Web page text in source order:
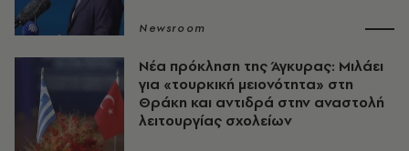
Newsroom
Νέα πρόκληση της Άγκυρας: Μιλάει
για «τουρκική μειονότητα» στη
Θράκη και αντιδρά στην αναστολή
λειτουργίας σχολείων